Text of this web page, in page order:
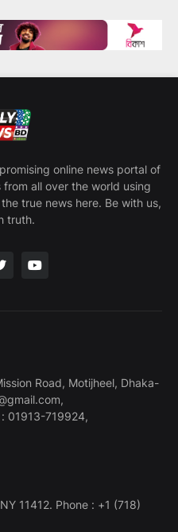
online news portal of
all over the world using
true news here. Be with us,
truth.
Road, Motijheel, Dhaka-
01913-719924,
11412. Phone : +1 (718)